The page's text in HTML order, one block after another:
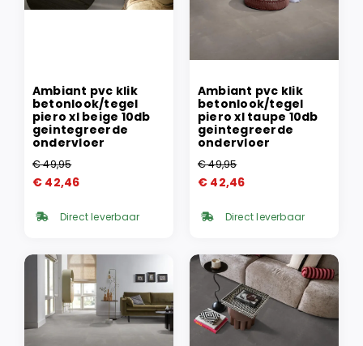
Ambiant pvc klik
betonlook/tegel
piero xl beige 10db
geintegreerde
ondervloer
€49,95
Oorspronkelijke
was:
€ 42,46
Huidige
is: Direct leverbaar
Ambiant pvc klik
betonlook/tegel
piero xl taupe 10db
geintegreerde
ondervloer
€49,95
Oorspronkelijke
was:
€ 42,46
Huidige
is: Direct leverbaar